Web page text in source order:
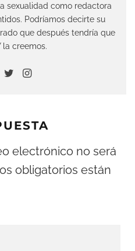
sexualidad como redactora
Podríamos decirte su
que después tendría que
la creemos.
electrónico no será
obligatorios están